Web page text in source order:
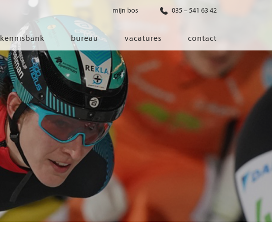
mijn bos 035 – 541 63 42
diensten
programma van eisen
architectonisch ontwerp
haalbaarheidsonderzoek
ontwerp van installaties
ontwerp van constructie
advisering bouwregelgeving en
bouwfysica
kennisbank bureau vacatures contact